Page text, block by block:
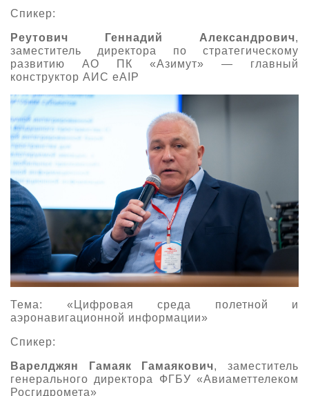
Спикер:
Реутович Геннадий Александрович,
заместитель директора по стратегическому
развитию АО ПК «Азимут» — главный
конструктор АИС eAIP
Тема: «Цифровая среда полетной и
аэронавигационной информации»
Спикер:
Варелджян Гамаяк Гамаякович, заместитель
генерального директора ФГБУ «Авиаметтелеком
Росгидромета»